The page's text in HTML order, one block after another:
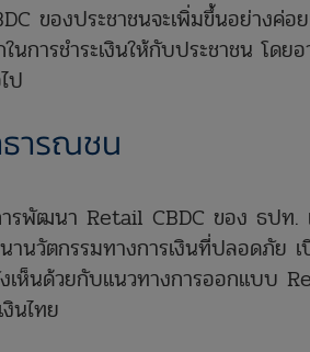
ของประชาชนจะเพิ่มขึ้นอย่างค่อย
การชำระเงินให้กับประชาชน โดยอ
ป
ธารณชน
พัฒนา Retail CBDC ของ ธปท. แ
วัตกรรมทางการเงินที่ปลอดภัย เปิ
ห็นด้วยกับแนวทางการออกแบบ
นไทย